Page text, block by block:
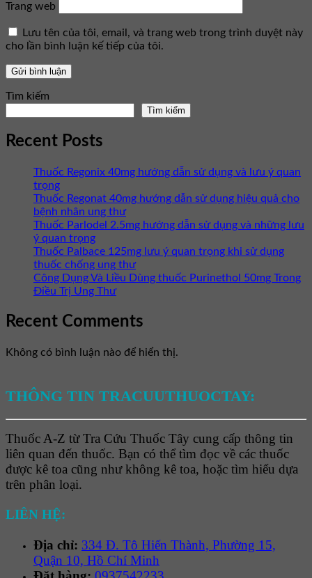
Trang web
Lưu tên của tôi, email, và trang web trong trình duyệt này
cho lần bình luận kế tiếp của tôi.
Tìm kiếm
Tìm kiếm
Recent Posts
Thuốc Regonix 40mg hướng dẫn sử dụng và lưu ý quan
trọng
Thuốc Regonat 40mg hướng dẫn sử dụng hiệu quả cho
bệnh nhân ung thư
Thuốc Parlodel 2.5mg hướng dẫn sử dụng và những lưu
ý quan trọng
Thuốc Palbace 125mg lưu ý quan trọng khi sử dụng
thuốc chống ung thư
Công Dụng Và Liều Dùng thuốc Purinethol 50mg Trong
Điều Trị Ung Thư
Recent Comments
Không có bình luận nào để hiển thị.
THÔNG TIN TRACUUTHUOCTAY:
Thuốc A-Z từ Tra Cứu Thuốc Tây cung cấp thông tin
liên quan đến thuốc. Bạn có thể tìm đọc về các thuốc
được kê toa cũng như không kê toa, hoặc tìm hiểu dựa
trên phân loại.
LIÊN HỆ:
Địa chỉ: 334 Đ. Tô Hiến Thành, Phường 15,
Quận 10, Hồ Chí Minh